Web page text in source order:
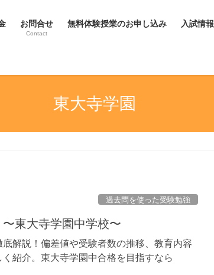
お問合せ
Contact
無料体験授業のお申し込み 入試情報
東大寺学園
過去問を使った受験勉強
東大寺学園中学校〜
解説！偏差値や受験者数の推移、教育内容
紹介。東大寺学園中合格を目指すなら